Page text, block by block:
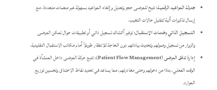
جدولة المواعيد الرقمية:تتيح للمرضى حجز وتعديل وإلغاء المواعيد بسهولة عبر منصات متعددة، مع
إرسال تذكيرات آلية لتقليل حالات التغيب.
التسجيل الذاتي وخدمات الاستقبال:توفير أكشاك تسجيل ذاتي أو تطبيقات جوال تمكن المرضى
والزوار من تسجيل وصولهم وتحديث بياناتهم دون الحاجة للانتظار طويلاً أمام مكاتب الاستقبال التقليدية.
إدارة تدفق المرضى (Patient Flow Management):
تتبع حركة المرضى داخل المنشأة في
الوقت الفعلي، بدءًا من دخولهم وحتى مغادرتهم، مما يساعد في تحديد نقاط الاختناق وتحسين توزيع
الموارد.